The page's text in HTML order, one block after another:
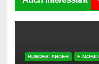
BUNDESLÄNDER E-